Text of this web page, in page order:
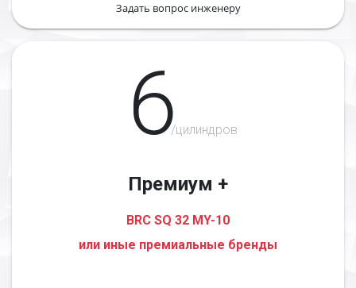
Задать вопрос инженеру
6/цилиндров
Премиум +
BRC SQ 32 MY-10
или иные премиальные бренды